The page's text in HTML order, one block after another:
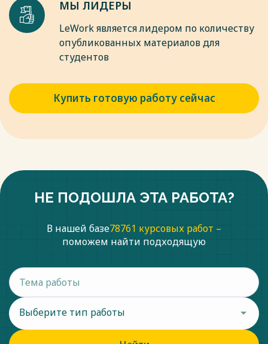
МЫ ЛИДЕРЫ
LeWork является лидером по количеству
опубликованных материалов для
студентов
Купить готовую работу сейчас
НЕ ПОДОШЛА ЭТА РАБОТА?
В нашей базе78761 курсовых работ –
поможем найти подходящую
Выберите тип работы